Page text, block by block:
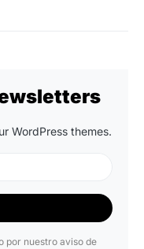
WordPress themes.
por nuestro aviso de